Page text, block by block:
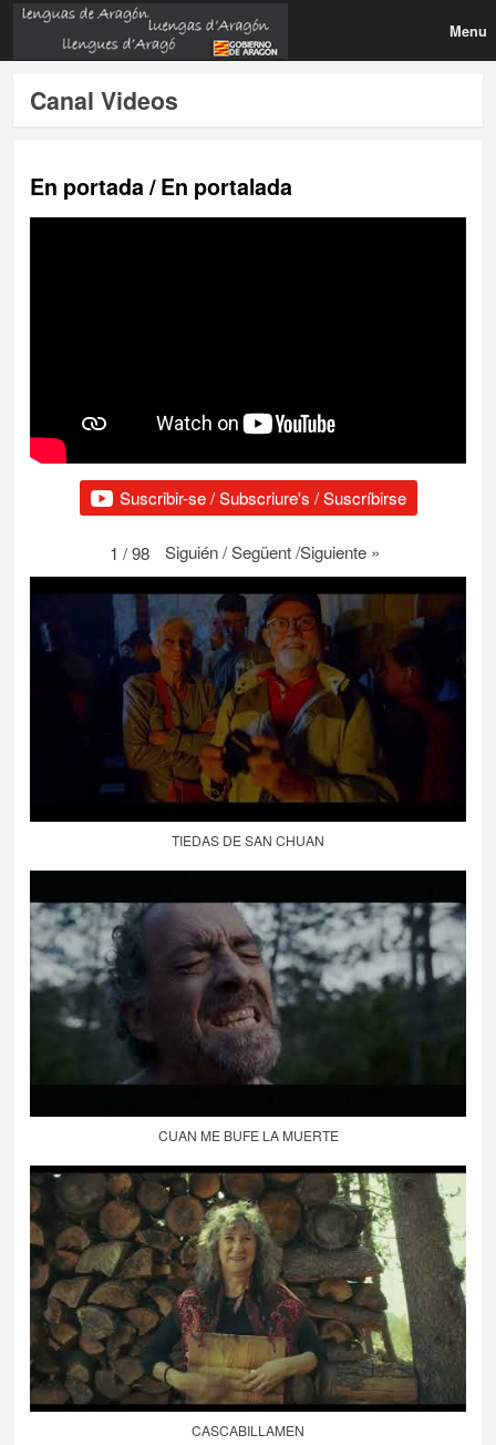
Menu
Canal Videos
En portada / En portalada
Suscribir-se / Subscriure's / Suscríbirse
1 /98 Siguién / Següent /Siguiente »
TIEDAS DE SAN CHUAN
CUAN ME BUFE LA MUERTE
CASCABILLAMEN